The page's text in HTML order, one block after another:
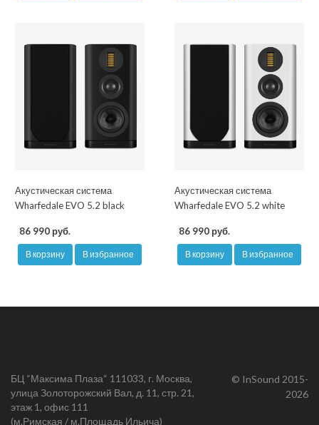
Акустическая система
Wharfedale EVO 5.2 black
86 990 руб.
В корзину В избранное
Акустическая система
Wharfedale EVO 5.2 white
86 990 руб.
В корзину В избранное
БЦ “Максима Плаза“ 111033, г. Москва,
улица Золоторожский Вал, д. 11, стр. 21,
этаж 1, офис 111
(м.Римская / м.Площадь Ильича)
© InSound 2015-
2026